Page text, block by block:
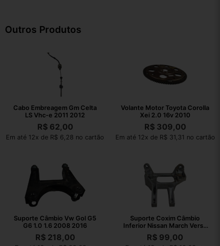
Outros Produtos
Cabo Embreagem Gm Celta
LS Vhc-e 2011 2012
R$62,00
Em até 12x de R$ 6,28 no cartão
Volante Motor Toyota Corolla
Xei 2.0 16v 2010
R$309,00
Em até 12x de R$ 31,31 no cartão
Suporte Câmbio Vw Gol G5
G6 1.0 1.6 2008 2016
R$218,00
Suporte Coxim Câmbio
Inferior Nissan March Versa
2012 2013
R$ 99,00